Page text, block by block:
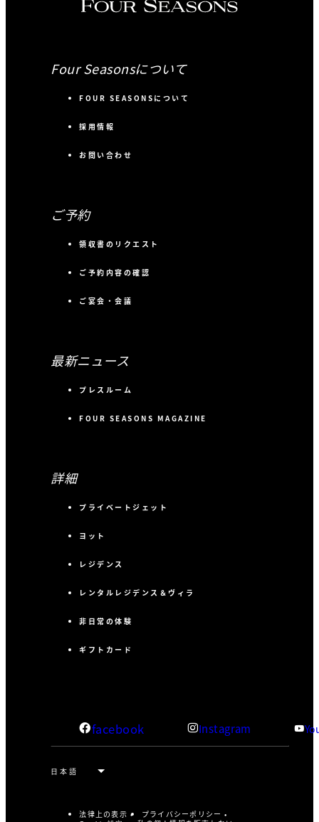
Four Seasonsについて
FOUR SEASONSについて
採用情報
お問い合わせ
ご予約
領収書のリクエスト
ご予約内容の確認
ご宴会・会議
最新ニュース
プレスルーム
FOUR SEASONS MAGAZINE
詳細
プライベートジェット
ヨット
レジデンス
レンタルレジデンス＆ヴィラ
非日常の体験
ギフトカード
facebook Instagram
法律上の表示 プライバシーポリシー